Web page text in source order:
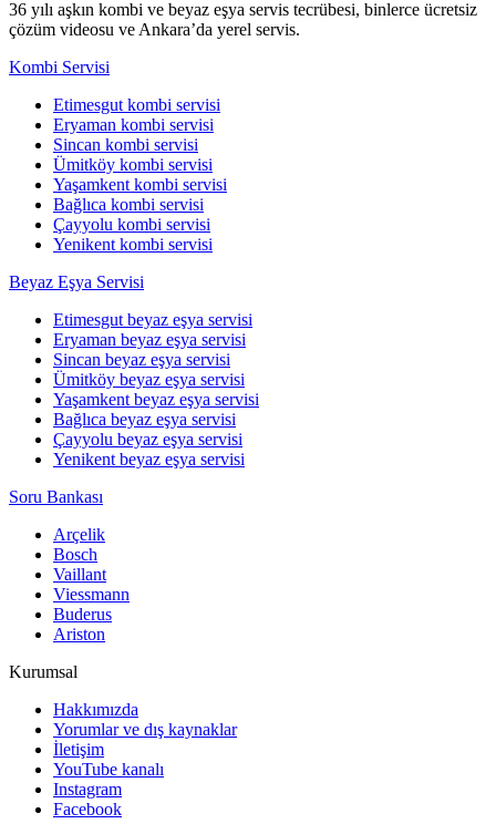
36 yılı aşkın kombi ve beyaz eşya servis tecrübesi, binlerce ücretsiz
çözüm videosu ve Ankara’da yerel servis.
Kombi Servisi
Etimesgut kombi servisi
Eryaman kombi servisi
Sincan kombi servisi
Ümitköy kombi servisi
Yaşamkent kombi servisi
Bağlıca kombi servisi
Çayyolu kombi servisi
Yenikent kombi servisi
Beyaz Eşya Servisi
Etimesgut beyaz eşya servisi
Eryaman beyaz eşya servisi
Sincan beyaz eşya servisi
Ümitköy beyaz eşya servisi
Yaşamkent beyaz eşya servisi
Bağlıca beyaz eşya servisi
Çayyolu beyaz eşya servisi
Yenikent beyaz eşya servisi
Soru Bankası
Arçelik
Bosch
Vaillant
Viessmann
Buderus
Ariston
Kurumsal
Hakkımızda
Yorumlar ve dış kaynaklar
İletişim
YouTube kanalı
Instagram
Facebook